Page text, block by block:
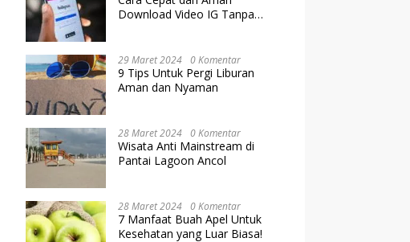
Download Video IG Tanpa
29 Maret 2024 0 Komentar
9 Tips Untuk Pergi Liburan
Aman dan Nyaman
28 Maret 2024 0 Komentar
Wisata Anti Mainstream di
Pantai Lagoon Ancol
28 Maret 2024 0 Komentar
7 Manfaat Buah Apel Untuk
Kesehatan yang Luar Biasa!